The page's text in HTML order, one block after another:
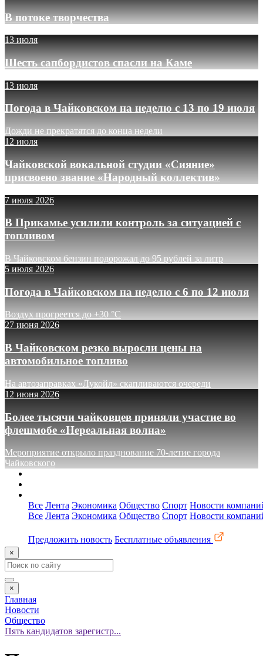
В потоке творчества
13 июля
Шесть сапбордистов спасли на Каме
13 июля
Погода в Чайковском на неделю с 13 по 19 июля
Дожди не прекратятся до конца недели
12 июля
Чайковской вокальной студии «Сияние»
присвоено звание «Народный коллектив»
7 июля 2026
В Прикамье усилили контроль за ситуацией с
топливом
В Чайковском бензин подорожал до 95 рублей за литр
5 июля 2026
Погода в Чайковском на неделю с 6 по 12 июля
Воздух прогреется до +30 °C
27 июня 2026
В Чайковском резко выросли цены на
автомобильное топливо
На автозаправках «Лукойл» скапливаются очереди
12 июня 2026
Более тысячи чайковцев приняли участие во
флешмобе «Нереальная волна»
Мероприятие открыло празднование 70-летие города
Чайковского
Все Лента Экономика Общество Спорт Новости
Все Лента Экономика Общество Спорт Новости
Предложить новость Бесплатные объявления
×
×
Главная
Новости
Общество
Пять кандидатов зарегистр...